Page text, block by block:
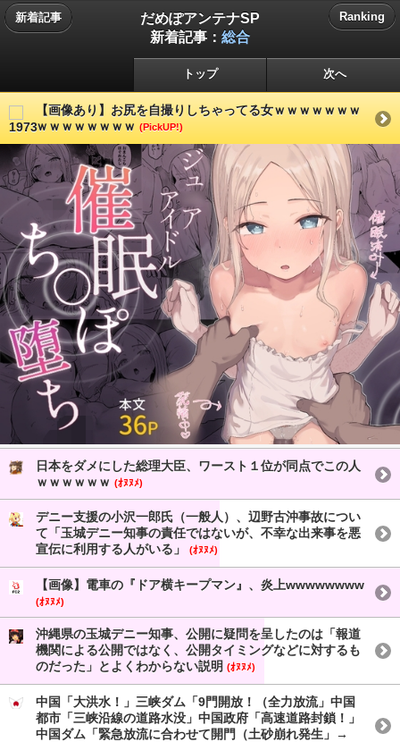
新着記事
だめぽアンテナSP
新着記事： 総合
Ranking
トップ 次へ
【画像あり】お尻を自撮りしちゃってる女ｗｗｗｗｗｗｗ
ｗｗｗｗｗｗｗｗ (PickUP!)
日本をダメにした総理大臣、ワースト１位が同点でこの人
ｗｗｗｗｗｗ (ｵﾇﾇﾒ)
デニー支援の小沢一郎氏（一般人）、辺野古沖事故につい
て「玉城デニー知事の責任ではないが、不幸な出来事を悪
宣伝に利用する人がいる」
(ｵﾇﾇﾒ)
【画像】電車の『ドア横キープマン』、炎上wwwwwwww
(ｵﾇﾇﾒ)
沖縄県の玉城デニー知事、公開に疑問を呈したのは「報道
機関による公開ではなく、公開タイミングなどに対するも
のだった」とよくわからない説明 (ｵﾇﾇﾒ)
中国「大洪水！」三峡ダム「9門開放！（全力放流」中国
都市「三峡沿線の道路水没」中国政府「高速道路封鎖！」
中国ダム「緊急放流に合わせて開門（土砂崩れ発生」→